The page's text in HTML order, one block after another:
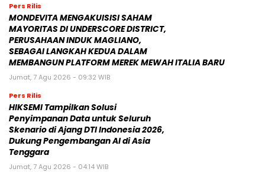
Pers Rilis
MONDEVITA MENGAKUISISI SAHAM
MAYORITAS DI UNDERSCORE DISTRICT,
PERUSAHAAN INDUK MAGLIANO,
SEBAGAI LANGKAH KEDUA DALAM
MEMBANGUN PLATFORM MEREK MEWAH ITALIA BARU
Jumat, 7 Agu 2026 - 09:32 WIB
Pers Rilis
HIKSEMI Tampilkan Solusi
Penyimpanan Data untuk Seluruh
Skenario di Ajang DTI Indonesia 2026,
Dukung Pengembangan AI di Asia
Tenggara
Jumat, 7 Agu 2026 - 04:14 WIB